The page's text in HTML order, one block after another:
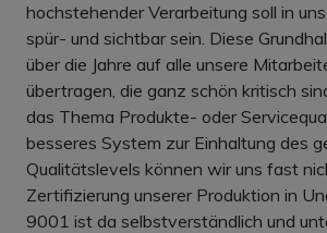
hochstehender Verarbeitung soll in
spür- und sichtbar sein. Diese
über die Jahre auf alle unsere
übertragen, die ganz schön kritisch
das Thema Produkte- oder
besseres System zur Einhaltung des
Qualitätslevels können wir uns fast
Zertifizierung unserer Produktion in
9001 ist da selbstverständlich und